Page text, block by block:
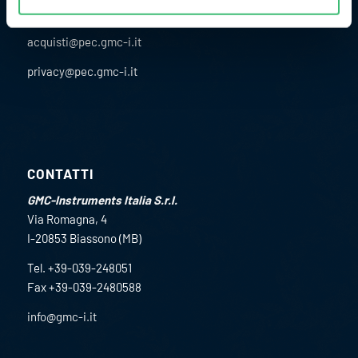
CONTATTACI:
acquisti@pec.gmc-i.it
privacy@pec.gmc-i.it
CONTATTI
GMC-Instruments Italia S.r.l.
Via Romagna, 4
I-20853 Biassono (MB)
Tel. +39-039-248051
Fax +39-039-2480588
info@gmc-i.it